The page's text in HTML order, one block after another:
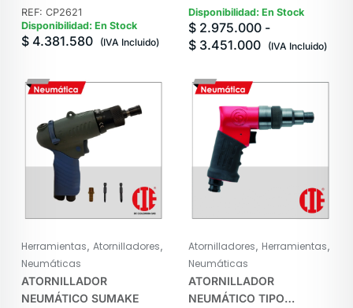
6.5Nm CHICAGO
PNEUMATIC
REF: CP2621
Disponibilidad: En Stock
$ 4.381.580 (IVA Incluido)
CORTE DE AIRE FP
SUMAKE
Disponibilidad: En Stock
$ 2.975.000 -
$ 3.451.000 (IVA Incluido)
Herramientas, Atornilladores,
Neumáticas
ATORNILLADOR
NEUMÁTICO SUMAKE
Atornilladores, Herramientas,
Neumáticas
ATORNILLADOR
NEUMÁTICO TIPO